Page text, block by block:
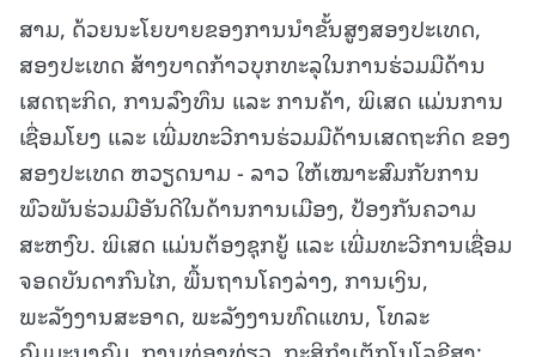
ສາມ, ດ້ວຍນະໂຍບາຍຂອງການນຳຂັ້ນສູງສອງປະເທດ,
ສອງປະເທດ ສ້າງບາດກ້າວບຸກທະລຸໃນການຮ່ວມມືດ້ານ
ເສດຖະກິດ, ການລົງທຶນ ແລະ ການຄ້າ, ພິເສດ ແມ່ນການ
ເຊື່ອມໂຍງ ແລະ ເພີ່ມທະວີການຮ່ວມມືດ້ານເສດຖະກິດ ຂອງ
ສອງປະເທດ ຫວຽດນາມ - ລາວ ໃຫ້ເໝາະສົມກັບການ
ພົວພັນຮ່ວມມືອັນດີໃນດ້ານການເມືອງ, ປ້ອງກັນຄວາມ
ສະຫງົບ. ພິເສດ ແມ່ນຕ້ອງຊຸກຍູ້ ແລະ ເພີ່ມທະວີການເຊື່ອມ
ຈອດບັນດາກົນໄກ, ພື້ນຖານໂຄງລ່າງ, ການເງິນ,
ພະລັງງານສະອາດ, ພະລັງງານທົດແທນ, ໂທລະ